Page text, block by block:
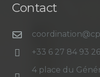
Contact
+33 6 27 84 93 26
4 place du